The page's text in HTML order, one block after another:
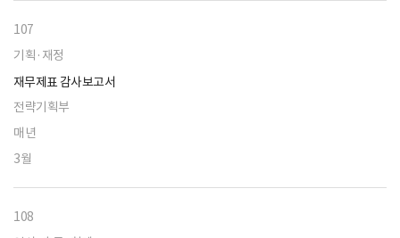
107
기획·재정
재무제표 감사보고서
전략기획부
매년
3월
108